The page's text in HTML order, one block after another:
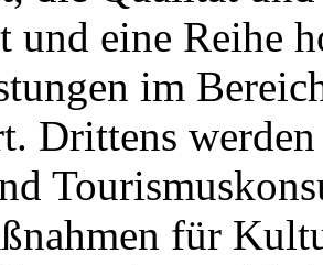
und eine Reihe
im
Drittens
für